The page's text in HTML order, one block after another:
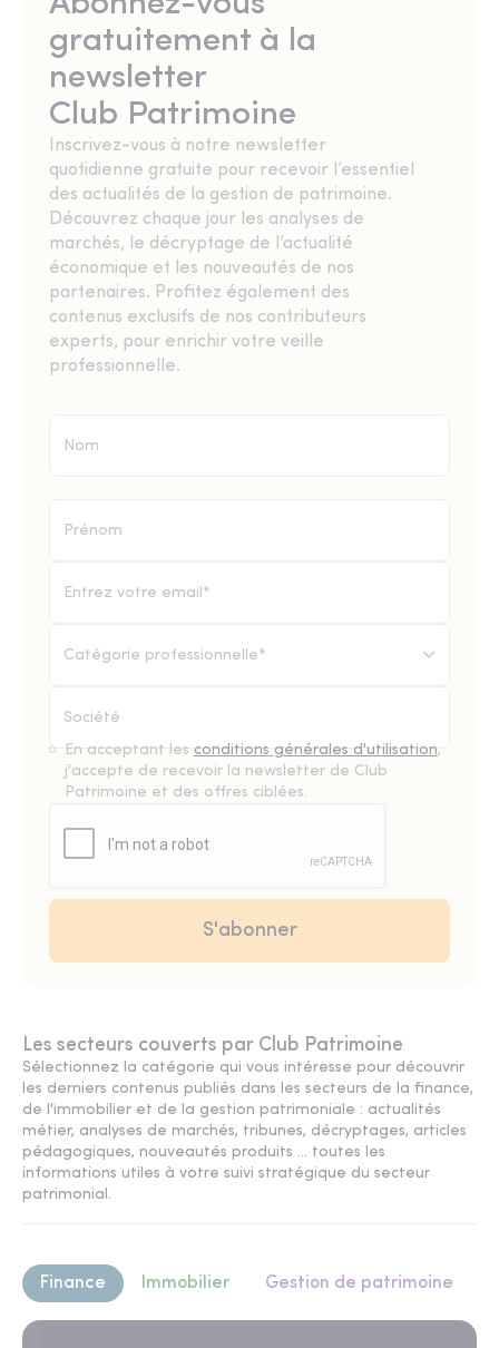
gratuitement à la
newsletter
Club Patrimoine
Inscrivez-vous à notre newsletter
quotidienne gratuite pour recevoir l’essentiel
des actualités de la gestion de patrimoine.
Découvrez chaque jour les analyses de
marchés, le décryptage de l’actualité
économique et les nouveautés de nos
partenaires. Profitez également des
contenus exclusifs de nos contributeurs
experts, pour enrichir votre veille
professionnelle.
Catégorie professionnelle*
En acceptant les conditions générales d'utilisation,
j'accepte de recevoir la newsletter de Club
Patrimoine et des offres ciblées.
Les secteurs couverts par Club Patrimoine
Sélectionnez la catégorie qui vous intéresse pour découvrir
les derniers contenus publiés dans les secteurs de la finance,
de l'immobilier et de la gestion patrimoniale : actualités
métier, analyses de marchés, tribunes, décryptages, articles
pédagogiques, nouveautés produits ... toutes les
informations utiles à votre suivi stratégique du secteur
patrimonial.
Finance Immobilier Gestion de patrimoine